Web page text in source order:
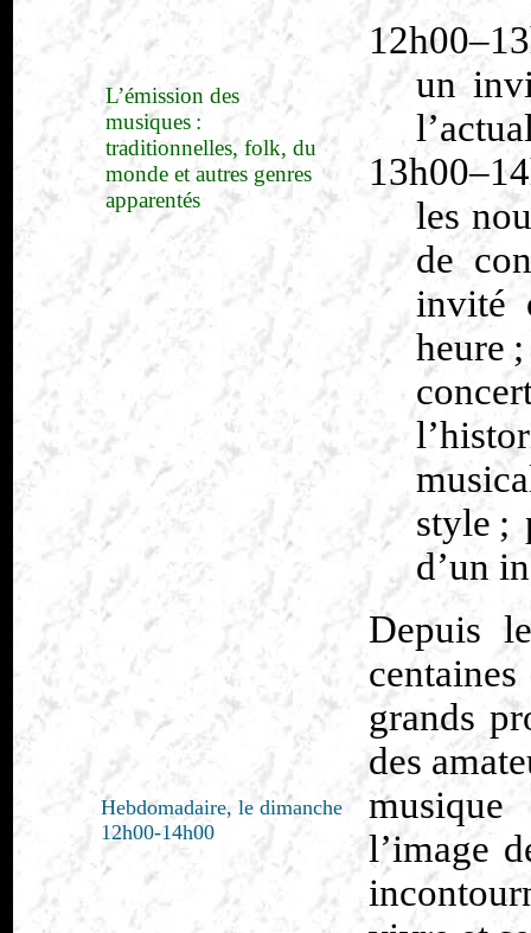
un
les
de
invité
style ;
d’un
Depuis
grands
des
l’image
L’émission des
musiques :
traditionnelles, folk, du
monde et autres genres
apparentés
Hebdomadaire, le dimanche
12h00-14h00